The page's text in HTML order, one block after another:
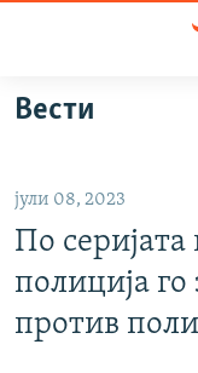
Оди
на
Оди
на
главната
навигација
на
ВИЗУЕЛНО
ШТО ТРЕБА ДА
ПРИЈАВИ СЕ ЗА
Вести
јули 08, 2023
По
полиција
против